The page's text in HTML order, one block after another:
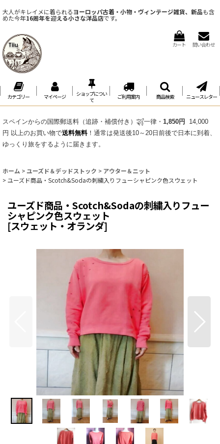
大人がキレイメに着られるヨーロッパ古着・小物・ヴィンテージ雑貨、新品も含
めた今年16周年を迎える小さな洋品店です。
カート 問い合わせ
カテゴリー マイページ
ショップについ
て
ご利用案内 商品検索 ニュースレター
スペインからの国際郵送料（追跡・補償付き） 一律・ 1,850円 14,000
円 以上のお買い物で送料無料！通常は発送後10～20日前後で日本に到着、
ゆっくり旅をするように届きます。
ホーム >ユーズド＆デッドストック > アウター＆ニット
> ユーズド商品・Scotch&Sodaの刺繍入りフューシャピンク色スウェット
ユーズド商品・Scotch&Sodaの刺繍入りフュー
シャピンク色スウェット
[スウェット・オランダ]